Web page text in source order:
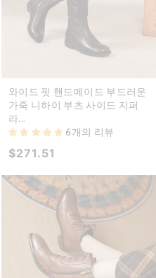
와이드 핏 핸드메이드 부드러운
가죽 니하이 부츠 사이드 지퍼
라...
6개의 리뷰
$271.51